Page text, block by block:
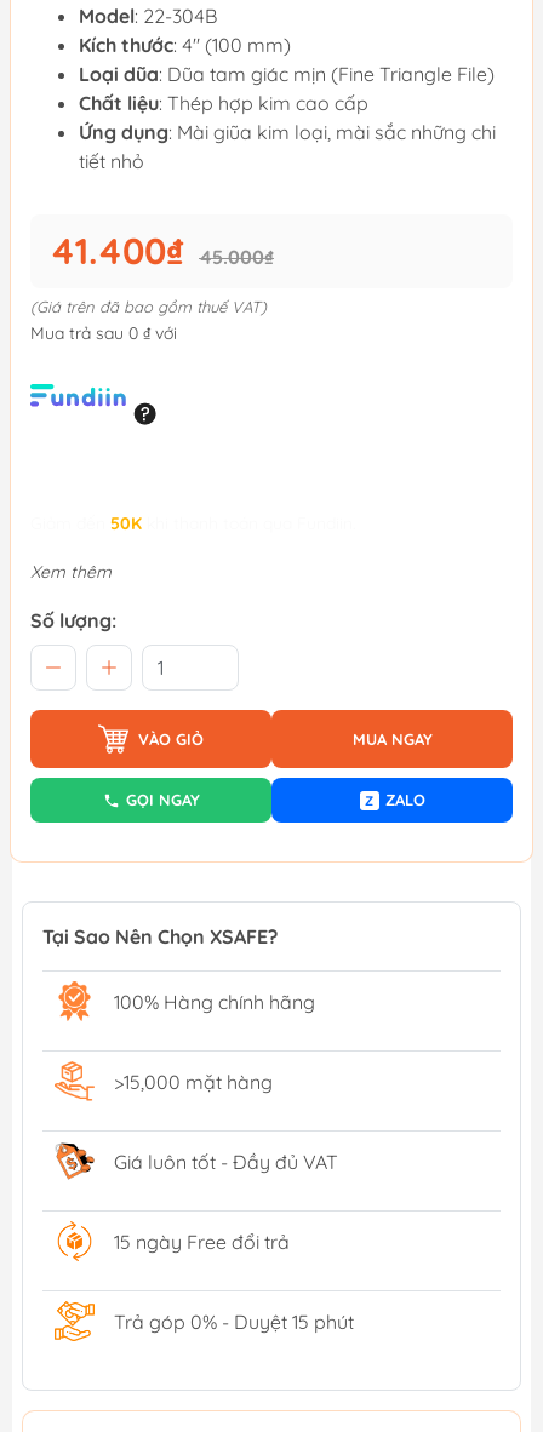
Model: 22-304B
Kích thước: 4" (100 mm)
Loại dũa: Dũa tam giác mịn (Fine Triangle File)
Chất liệu: Thép hợp kim cao cấp
Ứng dụng: Mài giũa kim loại, mài sắc những chi
tiết nhỏ
41.400₫ 45.000₫
(Giá trên đã bao gồm thuế VAT)
Mua trả sau 0 ₫ với
50K
Xem thêm
Số lượng:
VÀO GIỎ MUA NGAY
GỌI NGAY Z ZALO
Tại Sao Nên Chọn XSAFE?
100% Hàng chính hãng
>15,000 mặt hàng
Giá luôn tốt - Đầy đủ VAT
15 ngày Free đổi trả
Trả góp 0% - Duyệt 15 phút